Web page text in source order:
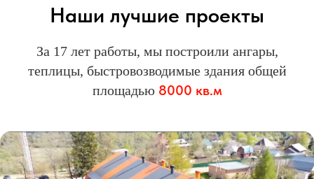
Наши лучшие проекты
За 17 лет работы, мы построили ангары,
теплицы, быстровозводимые здания общей
площадью 8000 кв.м